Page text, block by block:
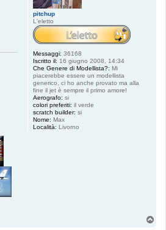
pitchup
L'eletto
Messaggi: 36168
Iscritto il: 16 giugno 2008, 14:34
Che Genere di Modellista?: Mi
piacerebbe essere un modellista
generico, ci ho anche provato ma alla
fine il jet è sempre il primo amore!
Aerografo: si
colori preferiti: il verde
scratch builder: si
Nome: Max
Località: Livorno